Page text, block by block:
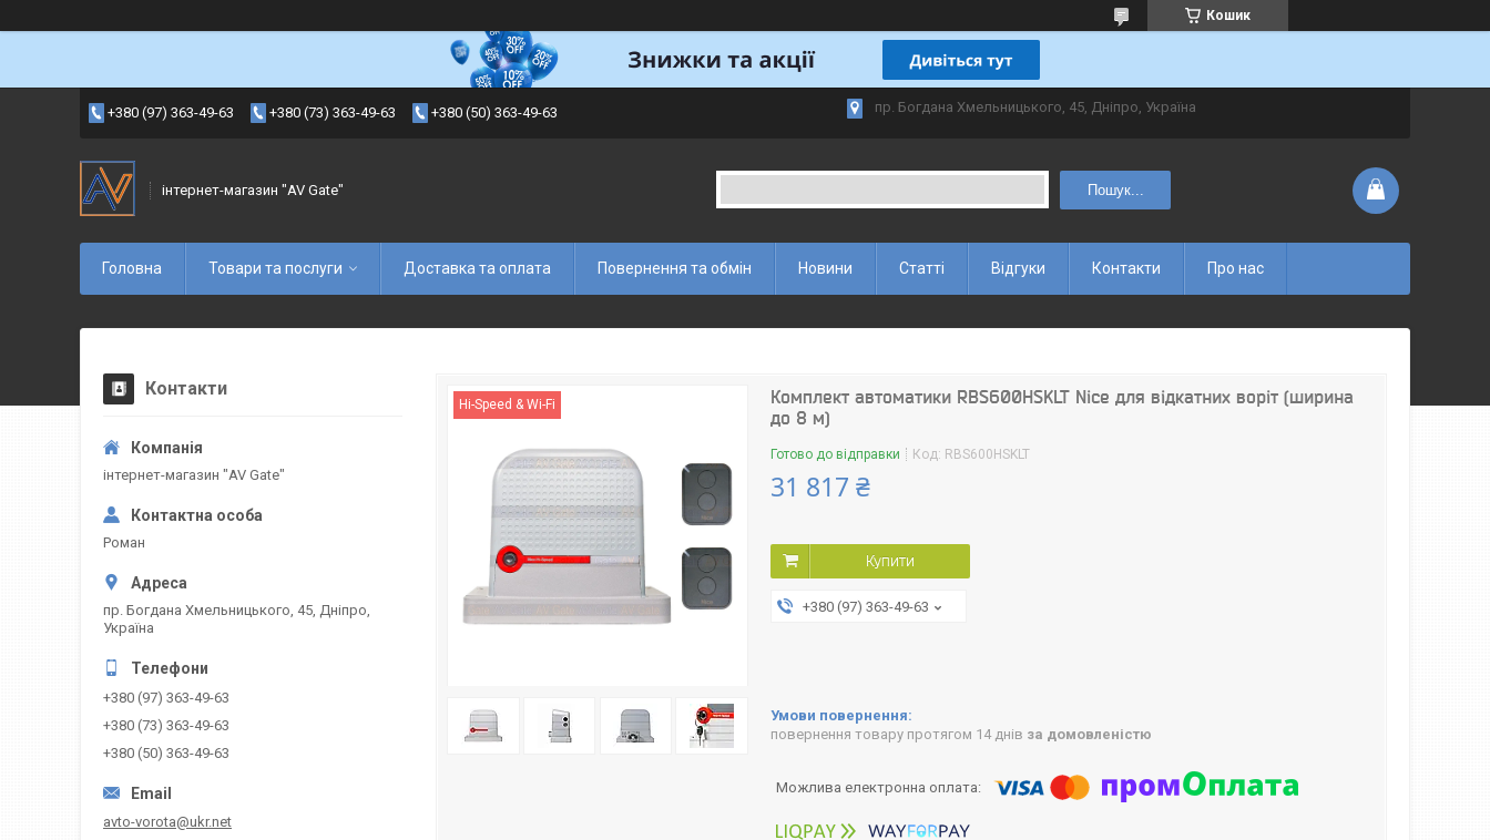
Кошик
+380 (97) 363-49-63 +380 (73) 363-49-63 +380 (50) 363-49-63 пр. Богдана Хмельницького, 45, Дніпро, Україна
інтернет-магазин "AV Gate" Пошук...
Головна Товари та послуги Доставка та оплата Повернення та обмін Новини Статті Відгуки Контакти Про нас
Hi-Speed & Wi-Fi
Комплект автоматики RBS600HSKLT Nice для відкатних воріт (ширина
до 8 м)
Готово до відправки Код: RBS600HSKLT
31 817 ₴
Купити
+380 (97) 363-49-63
повернення товару протягом 14 днів за домовленістю
Контакти
інтернет-магазин "AV Gate"
Роман
пр. Богдана Хмельницького, 45, Дніпро,
Україна
+380 (97) 363-49-63
+380 (73) 363-49-63
+380 (50) 363-49-63
avto-vorota@ukr.net